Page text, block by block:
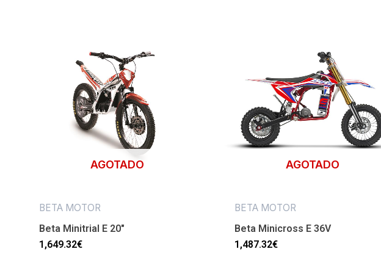
AGOTADO
BETA MOTOR
Beta Minitrial E 20″
1,649.32€
AGOTADO
BETA MOTOR
Beta Minicross E 36V
1,487.32€